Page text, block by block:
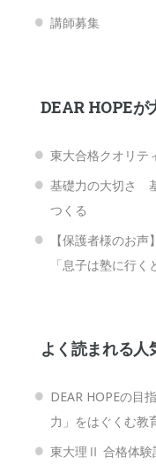
講師募集
DEAR HOPEが
東大合格クオリ
基礎力の大切さ
つくる
【保護者様のお
「息子は塾に行く
よく読まれる人
DEAR HOPEの目
力」をはぐくむ教
東大理Ⅱ 合格体験